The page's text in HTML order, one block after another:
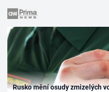
Rusko mění osudy zmizelých